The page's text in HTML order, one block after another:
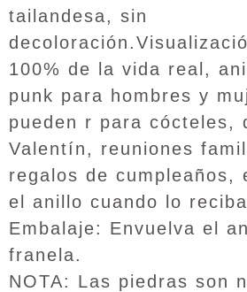
tailandesa, sin
100% de la vida real,
punk para hombres y
pueden r para cócteles,
Valentín, reuniones
regalos de cumpleaños,
el anillo cuando lo
Embalaje: Envuelva el
franela.
NOTA: Las piedras son